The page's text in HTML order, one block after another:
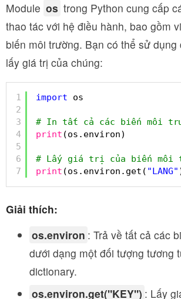
Module os trong Python cung cấp
thao tác với hệ điều hành, bao gồm
biến môi trường. Bạn có thể sử dụng
lấy giá trị của chúng:
1
2
3
4
5
6
7
import os
# In tất cả các biến môi
print (os.environ)
# Lấy giá trị của biến môi
print (os.environ.get( "LANG"
Giải thích:
os.environ : Trả về tất cả các
dưới dạng một đối tượng tương
dictionary.
os.environ.get("KEY") : Lấy